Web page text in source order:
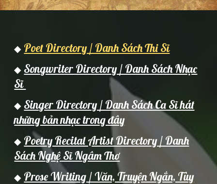
◆ Poet Directory / Danh Sách Thi Sĩ
◆ Songwriter Directory / Danh Sách Nhạc
Sĩ
◆ Singer Directory / Danh Sách Ca Sĩ hát
những bản nhạc trong đây
◆ Poetry Recital Artist Directory / Danh
Sách Nghệ Sĩ Ngâm Thơ
◆ Prose Writing / Văn, Truyện Ngắn, Tùy